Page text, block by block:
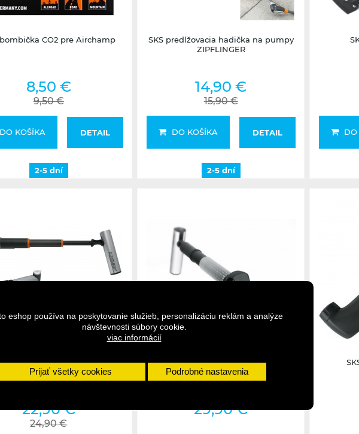
eshop používa na poskytovanie služieb, personalizáciu reklám a analýze
návštevnosti súbory cookie.
viac informácií
Prijať všetky cookies Podrobné nastavenia
2-5 dní
bombička CO2 pre Airchamp
8,50 €
9,50 €
KOŠÍKA DETAIL
2-5 dní
SKS predlžovacia hadička na pumpy
ZIPFLINGER
14,90 €
15,90 €
DO KOŠÍKA DETAIL
2-5 dní
DO
pumpa SUPERSHORT
22,90 €
24,90 €
SKS pumpa SPAERO DOUBLE
ACTION
29,90 €